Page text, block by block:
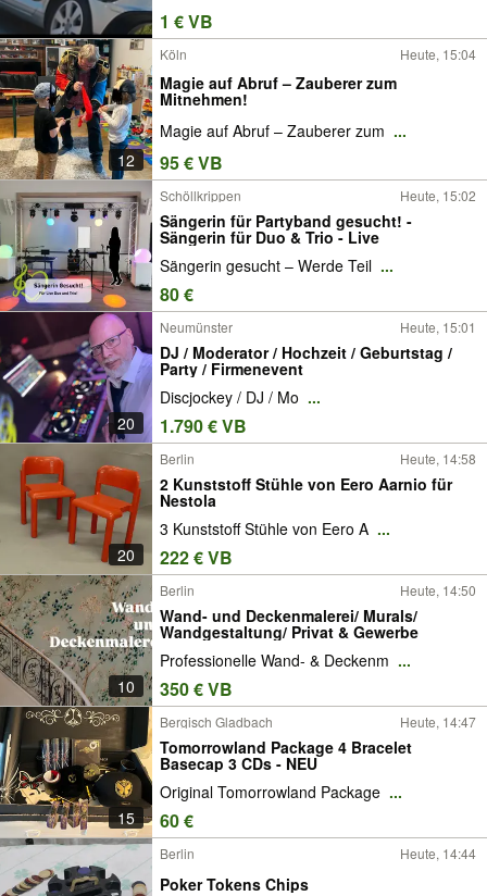
1 € VB
12
Köln Heute, 15:04
Magie auf Abruf – Zauberer zum
Mitnehmen!
Magie auf Abruf – Zauberer zum ...
95 € VB
Schöllkrippen Heute, 15:02
Sängerin für Partyband gesucht! -
Sängerin für Duo & Trio - Live
Sängerin gesucht – Werde Teil ...
80 €
20
Neumünster Heute, 15:01
DJ / Moderator / Hochzeit / Geburtstag /
Party / Firmenevent
Discjockey / DJ / Mo ...
1.790 € VB
20
Berlin Heute, 14:58
2 Kunststoff Stühle von Eero Aarnio für
Nestola
3 Kunststoff Stühle von Eero A ...
222 € VB
10
Berlin Heute, 14:50
Wand- und Deckenmalerei/ Murals/
Wandgestaltung/ Privat & Gewerbe
Professionelle Wand- & Deckenm ...
350 € VB
15
Bergisch Gladbach Heute, 14:47
Tomorrowland Package 4 Bracelet
Basecap 3 CDs - NEU
Original Tomorrowland Package ...
60 €
Berlin Heute, 14:44
Poker Tokens Chips